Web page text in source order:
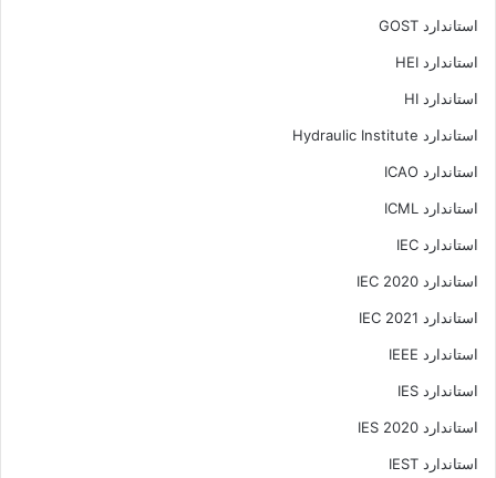
استاندارد GOST
استاندارد HEI
استاندارد HI
استاندارد Hydraulic Institute
استاندارد ICAO
استاندارد ICML
استاندارد IEC
استاندارد IEC 2020
استاندارد IEC 2021
استاندارد IEEE
استاندارد IES
استاندارد IES 2020
استاندارد IEST